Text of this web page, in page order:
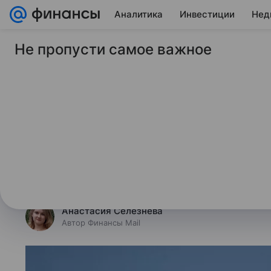
Аналитика Инвестиции
20 июня 2025 Финансы Mail
Путин назвал
с умеренной инфляцией и низкой
важнейшей задачей 2025 года,
Анастасия Селезнева
Автор Финансы Mail
Не пропусти самое важное